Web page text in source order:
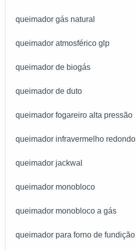
queimador gás natural
queimador atmosférico glp
queimador de biogás
queimador de duto
queimador fogareiro alta pressão
queimador infravermelho redondo
queimador jackwal
queimador monobloco
queimador monobloco a gás
queimador para forno de fundição